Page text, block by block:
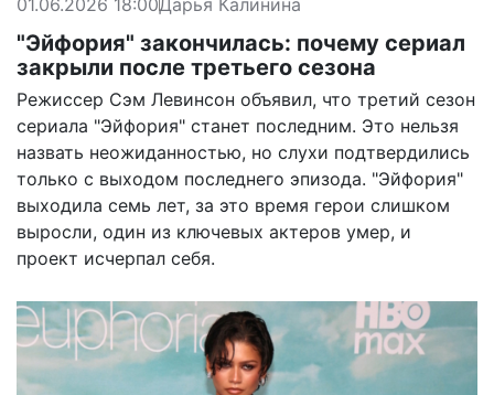
"Эйфория" закончилась: почему сериал
закрыли после третьего сезона
Режиссер Сэм Левинсон объявил, что третий сезон
сериала "Эйфория" станет последним. Это нельзя
назвать неожиданностью, но слухи подтвердились
только с выходом последнего эпизода. "Эйфория"
выходила семь лет, за это время герои слишком
выросли, один из ключевых актеров умер, и
проект исчерпал себя.